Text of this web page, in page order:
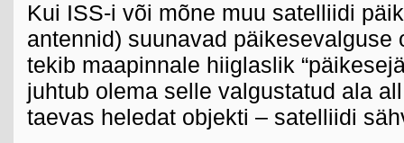
Kui ISS-i või mõne muu satelliidi
antennid) suunavad päikesevalguse
tekib maapinnale hiiglaslik
juhtub olema selle valgustatud ala
taevas heledat objekti – satelliidi